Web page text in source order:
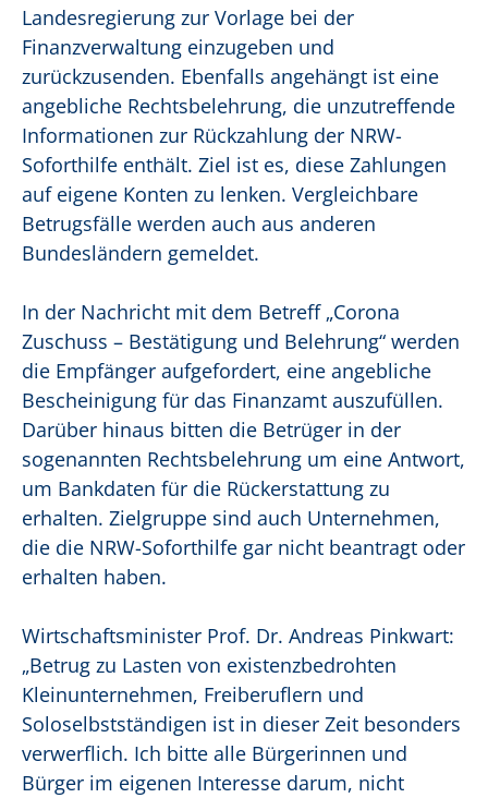
Landesregierung zur Vorlage bei der
Finanzverwaltung einzugeben und
zurückzusenden. Ebenfalls angehängt ist eine
angebliche Rechtsbelehrung, die unzutreffende
Informationen zur Rückzahlung der NRW-
Soforthilfe enthält. Ziel ist es, diese Zahlungen
auf eigene Konten zu lenken. Vergleichbare
Betrugsfälle werden auch aus anderen
Bundesländern gemeldet.
In der Nachricht mit dem Betreff „Corona
Zuschuss – Bestätigung und Belehrung“ werden
die Empfänger aufgefordert, eine angebliche
Bescheinigung für das Finanzamt auszufüllen.
Darüber hinaus bitten die Betrüger in der
sogenannten Rechtsbelehrung um eine Antwort,
um Bankdaten für die Rückerstattung zu
erhalten. Zielgruppe sind auch Unternehmen,
die die NRW-Soforthilfe gar nicht beantragt oder
erhalten haben.
Wirtschaftsminister Prof. Dr. Andreas Pinkwart:
„Betrug zu Lasten von existenzbedrohten
Kleinunternehmen, Freiberuflern und
Soloselbstständigen ist in dieser Zeit besonders
verwerflich. Ich bitte alle Bürgerinnen und
Bürger im eigenen Interesse darum, nicht